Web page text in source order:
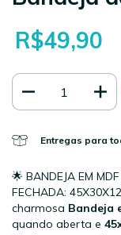
R$49,90
Entregas para
🌟 BANDEJA EM
FECHADA:
charmosa Bandeja
quando aberta e